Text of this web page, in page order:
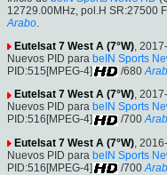
12729.00MHz, pol.H SR:27500
Arabo.
Eutelsat 7 West A (7°W),
Nuevos PID para beIN Sports
PID:515[MPEG-4]
/680
Eutelsat 7 West A (7°W),
Nuevos PID para beIN Sports
PID:516[MPEG-4]
/700
Eutelsat 7 West A (7°W) ,
Nuevos PID para beIN Sports
PID:516[MPEG-4]
/700